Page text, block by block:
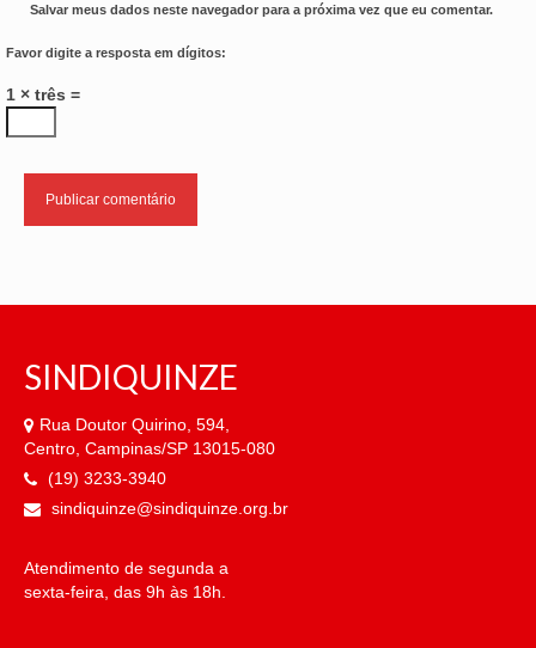
Salvar meus dados neste navegador para a próxima vez que eu comentar.
Favor digite a resposta em dígitos:
1 × três =
SINDIQUINZE
Rua Doutor Quirino, 594,
Centro, Campinas/SP 13015-080
(19) 3233-3940
sindiquinze@sindiquinze.org.br
Atendimento de segunda a
sexta-feira, das 9h às 18h.